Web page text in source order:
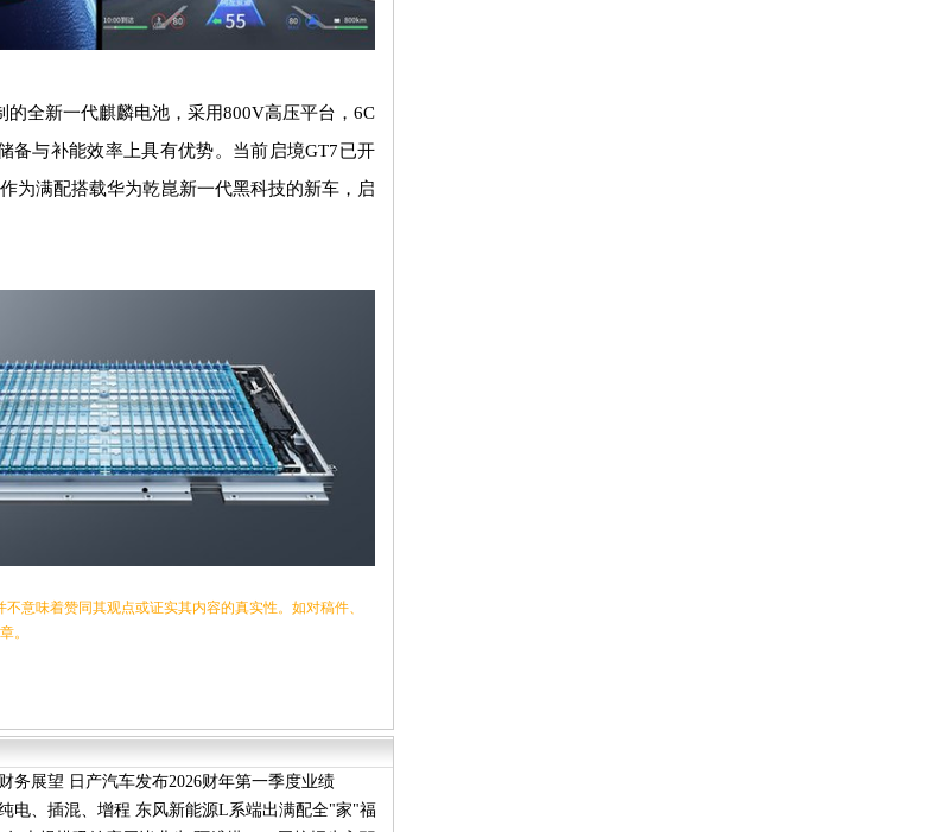
全新一代麒麟电池，采用800V高压平台，6C
备与补能效率上具有优势。当前启境GT7已开
为满配搭载华为乾崑新一代黑科技的新车，启
意味着赞同其观点或证实其内容的真实性。如对稿件、
。
务展望 日产汽车发布2026财年第一季度业绩
电、插混、增程 东风新能源L系端出满配全"家"福